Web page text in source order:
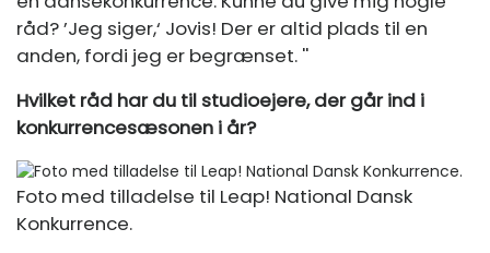
råd? ’Jeg siger,‘ Jovis! Der er altid plads til en
anden, fordi jeg er begrænset. ''
Hvilket råd har du til studioejere, der går ind i
konkurrencesæsonen i år?
Foto med tilladelse til Leap! National Dansk
Konkurrence.